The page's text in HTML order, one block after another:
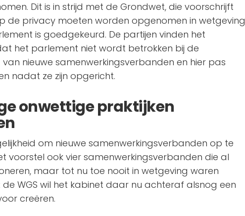
Dit is in strijd met de Grondwet, die voorschrijft
de privacy moeten worden opgenomen in wetgeving
is goedgekeurd. De partijen vinden het
het parlement niet wordt betrokken bij de
nieuwe samenwerkingsverbanden en hier pas
nadat ze zijn opgericht.
onwettige praktijken
om nieuwe samenwerkingsverbanden op te
voorstel ook vier samenwerkingsverbanden die al
maar tot nu toe nooit in wetgeving waren
WGS wil het kabinet daar nu achteraf alsnog een
creëren.